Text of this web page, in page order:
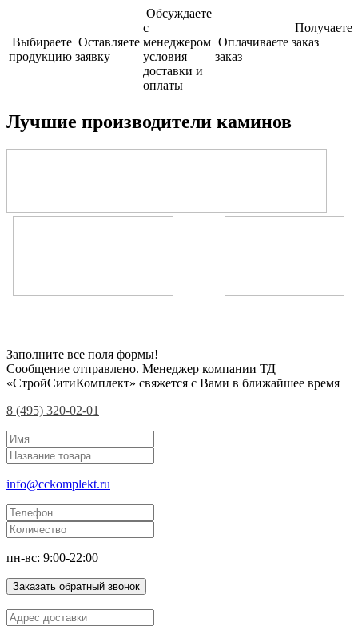
Выбираете
продукцию
Оставляете
заявку
Обсуждаете
с
менеджером
условия
доставки и
оплаты
Оплачиваете
заказ
Получаете
заказ
Лучшие производители каминов
Заполните все поля формы!
Сообщение отправлено. Менеджер компании ТД
«СтройСитиКомплект» свяжется с Вами в ближайшее время
8 (495) 320-02-01
info@cckomplekt.ru
пн-вс: 9:00-22:00
Заказать обратный звонок